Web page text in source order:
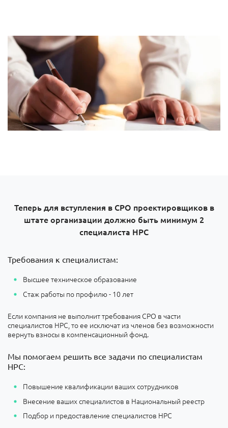
Теперь для вступления в СРО проектировщиков в
штате организации должно быть минимум 2
специалиста НРС
Требования к специалистам:
Высшее техническое образование
Стаж работы по профилю - 10 лет
Если компания не выполнит требования СРО в части
специалистов НРС, то ее исключат из членов без возможности
вернуть взносы в компенсационный фонд.
Мы помогаем решить все задачи по специалистам
НРС:
Повышение квалификации ваших сотрудников
Внесение ваших специалистов в Национальный реестр
Подбор и предоставление специалистов НРС